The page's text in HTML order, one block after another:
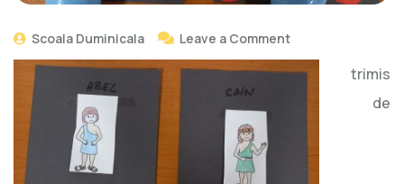
Scoala Duminicala Leave a Comment
trimis
de